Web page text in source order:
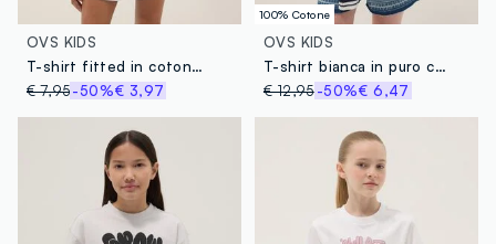
OVS KIDS
T-shirt fitted in cotone elasticizzato da ragazza a righe multicolor
€ 7,95-50%€ 3,97
100% Cotone
OVS KIDS
T-shirt bianca in puro cotone da ragazza con fiori ricamati
€ 12,95 -50%€ 6,47